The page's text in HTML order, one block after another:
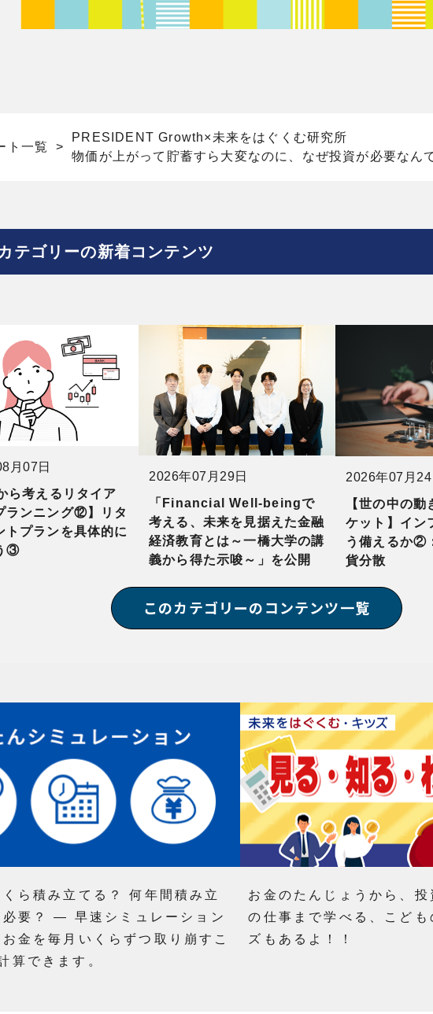
ト一覧
PRESIDENT Growth×未来をはぐくむ研究所
物価が上がって貯蓄すら大変なのに、なぜ投資が必要なん
テゴリーの新着コンテンツ
月07日
ら考えるリタイア
ランニング⑫】リタ
トプランを具体的に
③
2026年07月29日
「Financial Well-beingで
考える、未来を見据えた金融
経済教育とは～一橋大学の講
義から得た示唆～」を公開
2026年07月
【世の中の
ケット】イン
う備えるか②
貨分散
このカテゴリーのコンテンツ一覧
ら積み立てる？ 何年間積み立
要？ ― 早速シミュレーション
金を毎月いくらずつ取り崩すこ
算できます。
お金のたんじょうから、
の仕事まで学べる、こど
ズもあるよ！！